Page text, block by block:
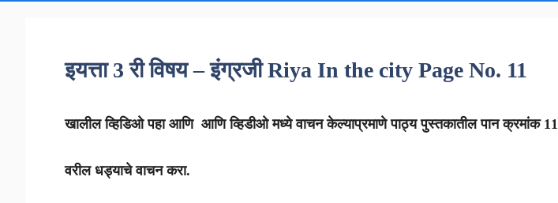
इयत्ता 3 री विषय – इंग्रजी Riya In the city Page No. 11
खालील व्हिडिओ पहा आणि आणि व्हिडीओ मध्ये वाचन केल्याप्रमाणे पाठ्य पुस्तकातील पान क्रमांक 11
वरील धड्याचे वाचन करा.